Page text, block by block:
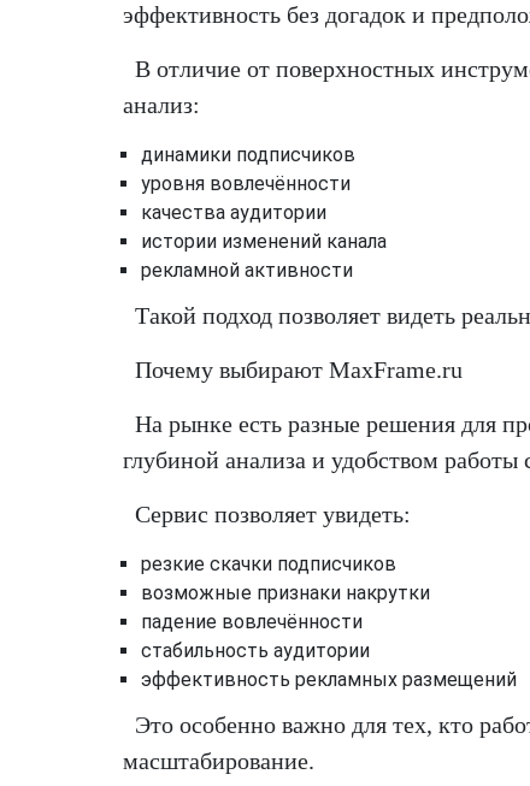
эффективность без догадок и
В отличие от поверхностных
анализ:
динамики подписчиков
уровня вовлечённости
качества аудитории
истории изменений канала
рекламной активности
Такой подход позволяет видеть
Почему выбирают MaxFrame.ru
На рынке есть разные решения для
глубиной анализа и удобством
Сервис позволяет увидеть:
резкие скачки подписчиков
возможные признаки накрутки
падение вовлечённости
стабильность аудитории
эффективность рекламных размещений
Это особенно важно для тех, кто
масштабирование.